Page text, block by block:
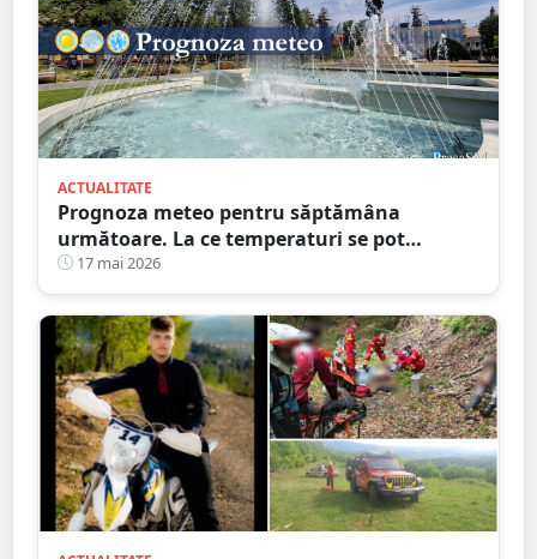
ACTUALITATE
Prognoza meteo pentru săptămâna
următoare. La ce temperaturi se pot
aștepta sătmărenii
17 mai 2026